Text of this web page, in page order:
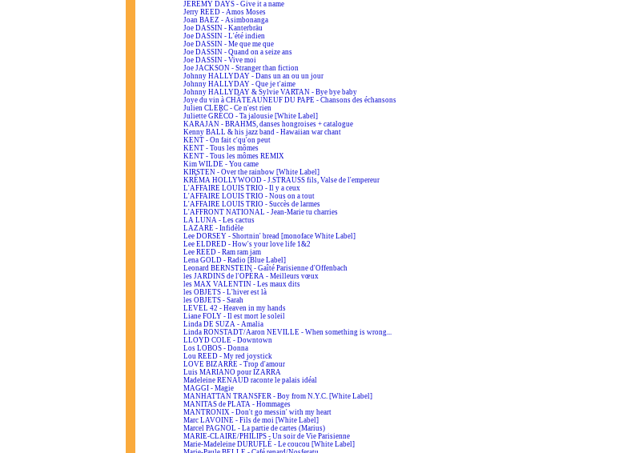
JEREMY DAYS - Give it a name
Jerry REED - Amos Moses
Joan BAEZ - Asimbonanga
Joe DASSIN - Kanterbräu
Joe DASSIN - L'été indien
Joe DASSIN - Me que me que
Joe DASSIN - Quand on a seize ans
Joe DASSIN - Vive moi
Joe JACKSON - Stranger than fiction
Johnny HALLYDAY - Dans un an ou un jour
Johnny HALLYDAY - Que je t'aime
Johnny HALLYDAY & Sylvie VARTAN - Bye bye baby
Joye du vin à CHÂTEAUNEUF DU PAPE - Chansons des échansons
Julien CLERC - Ce n'est rien
Juliette GRÉCO - Ta jalousie [White Label]
KARAJAN - BRAHMS, danses hongroises + catalogue
Kenny BALL & his jazz band - Hawaiian war chant
KENT - On fait c'qu'on peut
KENT - Tous les mômes
KENT - Tous les mômes REMIX
Kim WILDE - You came
KIRSTEN - Over the rainbow [White Label]
KRÉMA HOLLYWOOD - J.STRAUSS fils, Valse de l'empereur
L'AFFAIRE LOUIS TRIO - Il y a ceux
L'AFFAIRE LOUIS TRIO - Nous on a tout
L'AFFAIRE LOUIS TRIO - Succès de larmes
L'AFFRONT NATIONAL - Jean-Marie tu charries
LA LUNA - Les cactus
LAZARE - Infidèle
Lee DORSEY - Shortnin' bread [monoface White Label]
Lee ELDRED - How's your love life 1&2
Lee REED - Ram ram jam
Lena GOLD - Radio [Blue Label]
Leonard BERNSTEIN - Gaîté Parisienne d'Offenbach
les JARDINS de l'OPÉRA - Meilleurs vœux
les MAX VALENTIN - Les maux dits
les OBJETS - L'hiver est là
les OBJETS - Sarah
LEVEL 42 - Heaven in my hands
Liane FOLY - Il est mort le soleil
Linda DE SUZA - Amalia
Linda RONSTADT/Aaron NEVILLE - When something is wrong...
LLOYD COLE - Downtown
Los LOBOS - Donna
Lou REED - My red joystick
LOVE BIZARRE - Trop d'amour
Luis MARIANO pour IZARRA
Madeleine RENAUD raconte le palais idéal
MAGGI - Magie
MANHATTAN TRANSFER - Boy from N.Y.C. [White Label]
MANITAS de PLATA - Hommages
MANTRONIX - Don't go messin' with my heart
Marc LAVOINE - Fils de moi [White Label]
Marcel PAGNOL - La partie de cartes (Marius)
MARIE-CLAIRE/PHILIPS - Un soir de Vie Parisienne
Marie-Madeleine DURUFLÉ - Le coucou [White Label]